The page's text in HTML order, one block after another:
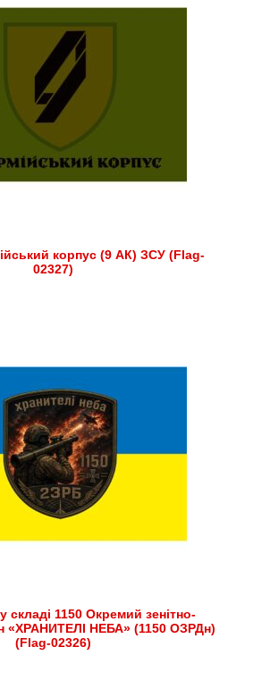
корпус (9 АК) ЗСУ (Flag-
02327)
складі 1150 Окремий зенітно-
«ХРАНИТЕЛІ НЕБА» (1150 ОЗРДн)
(Flag-02326)